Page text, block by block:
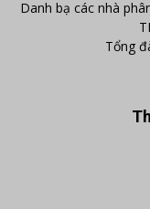
Danh bạ các nhà
Tổng